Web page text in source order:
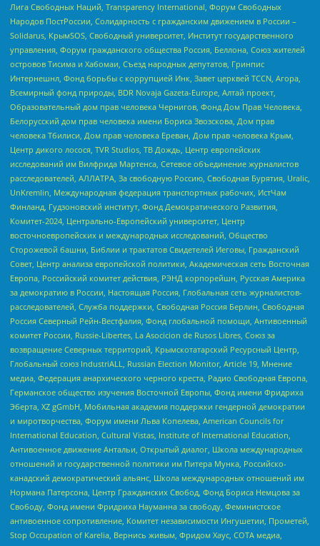
Лига Свободных Наций, Transparеncy International, Форум Свободных
Народов ПостРоссии, Солидарность с гражданским движением в России –
Solidarus, КрымSOS, Свободный университет, Институт государственного
управления, Форум гражданского общества Россия, Беллона, Союз жителей
островов Тисима и Хабомаи, Съезд народных депутатов, Гринпис
Интернешнл, Фонд борьбы с коррупцией Инк, Завет церквей TCCN, Агора,
Всемирный фонд природы, BDR Novaja Gazeta-Europe, Алтай проект,
Образовательный дом прав человека Чернигов, Фонд Дом Прав Человека,
Белорусский дом прав человека имени Бориса Звозскова, Дом прав
человека Тбилиси, Дом прав человека Ереван, Дом прав человека Крым,
Центр дикого лосося, TVR Studios, ТВ Дождь, Центр европейских
исследований им Вилфрида Мартенса, Сетевое объединение журналистов
расследователей, АЛЛАТРА, За свободную Россию, Свободная Бурятия, Uralic,
UnKremlin, Международная федерация транспортных рабочих, ИстЧам
Финланд, Гудзоновский институт, Фонд Демократического Развития,
Комитет-2024, Центрально-Европейский университет, Центр
восточноевропейских и международных исследований, Общество
Сторожевой башни, Библии и трактатов Свидетелей Иеговы, Гражданский
Совет, Центр анализа европейской политики, Академическая сеть Восточная
Европа, Российский комитет действия, РЭНД корпорейшн, Русская Америка
за демократию в России, Настоящая Россия, Глобальная сеть журналистов-
расследователей, Служба поддержки, Свободная Россия Берлин, Свободная
Россия Северный Рейн-Вестфалия, Фонд глобальной помощи, Антивоенный
комитет России, Russie-Libertes, La Asocicion de Rusos Libres, Союз за
возвращение Северных территорий, Крымскотатарский Ресурсный Центр,
Глобальный союз IndustriALL, Russian Election Monitor, Article 19, Мнение
медиа, Федерация анархического черного креста, Радио Свободная Европа,
Германское общество изучения Восточной Европы, Фонд имени Фридриха
Эберта, XZ gGmbH, Мобильная академия поддержки гендерной демократии
и миротворчества, Форум имени Льва Копелева, American Councils for
International Education, Cultural Vistas, Institute of International Education,
Антивоенное движение Антальи, Открытый диалог, Школа международных
отношений и государственной политики им Питера Мунка, Российско-
канадский демократический альянс, Школа международных отношений им
Нормана Патерсона, Центр Гражданских Свобод, Фонд Бориса Немцова за
Свободу, Фонд имени Фридриха Науманна за свободу, Феминистское
антивоенное сопротивление, Комитет независимости Ингушетии, Прометей,
Stop Occupation of Karelia, Вернись живым, Фридом Хаус, СОТА медиа,